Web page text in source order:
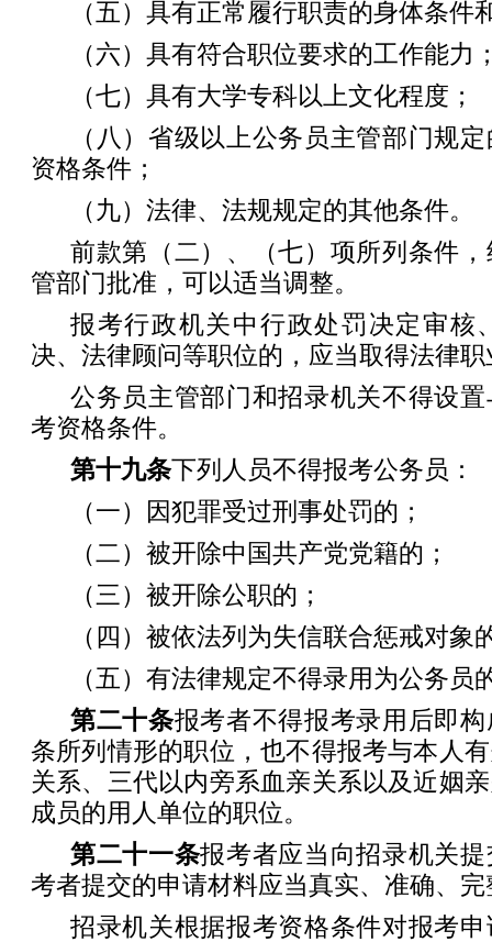
（五）具有正常履行职责的身体条件
（六）具有符合职位要求的工作能力
（七）具有大学专科以上文化程度；
（八）省级以上公务员主管部门规
资格条件；
（九）法律、法规规定的其他条件。
前款第（二）、（七）项所列条件
管部门批准，可以适当调整。
报考行政机关中行政处罚决定审核
决、法律顾问等职位的，应当取得法律
公务员主管部门和招录机关不得设
考资格条件。
第十九条下列人员不得报考公务员：
（一）因犯罪受过刑事处罚的；
（二）被开除中国共产党党籍的；
（三）被开除公职的；
（四）被依法列为失信联合惩戒对象
（五）有法律规定不得录用为公务员
第二十条报考者不得报考录用后即
条所列情形的职位，也不得报考与本人
关系、三代以内旁系血亲关系以及近姻
成员的用人单位的职位。
第二十一条报考者应当向招录机关
考者提交的申请材料应当真实、准确、完
招录机关根据报考资格条件对报考